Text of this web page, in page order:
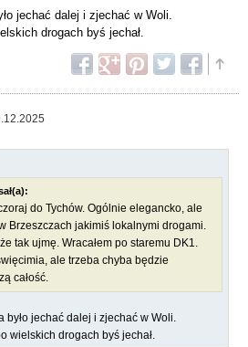
jechać dalej i zjechać w Woli.
drogach byś jechał.
do Tychów. Ogólnie elegancko, ale
Brzeszczach jakimiś lokalnymi drogami.
tak ujmę. Wracałem po staremu DK1.
ale trzeba chyba będzie
całość.
było jechać dalej i zjechać w Woli.
wielskich drogach byś jechał.